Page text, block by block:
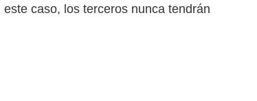
caso, los terceros nunca tendrán